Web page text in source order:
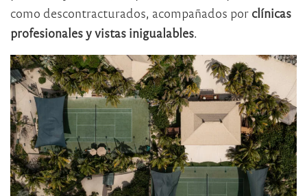
como descontracturados, acompañados por clínicas
profesionales y vistas inigualables.